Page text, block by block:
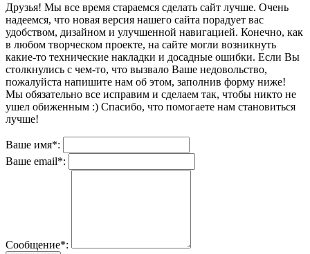
Друзья! Мы все время стараемся сделать сайт лучше. Очень
надеемся, что новая версия нашего сайта порадует вас
удобством, дизайном и улучшенной навигацией. Конечно, как
в любом творческом проекте, на сайте могли возникнуть
какие-то технические накладки и досадные ошибки. Если Вы
столкнулись с чем-то, что вызвало Ваше недовольство,
пожалуйста напишите нам об этом, заполнив форму ниже!
Мы обязательно все исправим и сделаем так, чтобы никто не
ушел обиженным :) Спасибо, что помогаете нам становиться
лучше!
Ваше имя*:
Ваше email*:
Сообщение*: